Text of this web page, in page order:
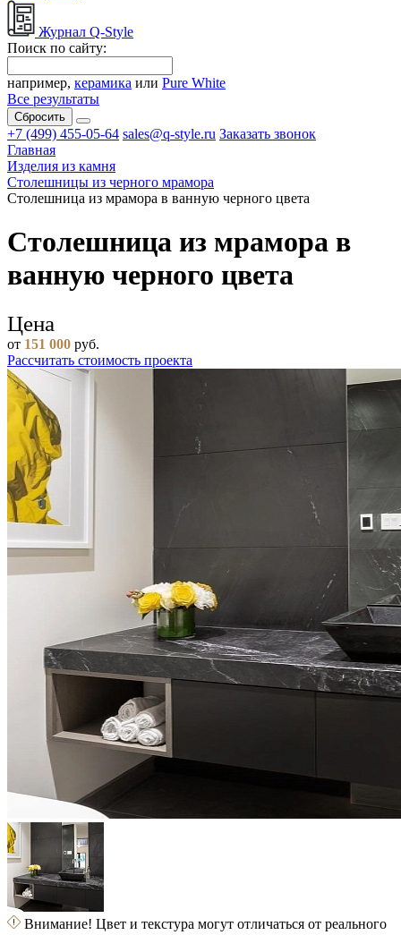
Журнал Q-Style
Поиск по сайту:
например, керамика или Pure White
Все результаты
Сбросить
+7 (499) 455-05-64 sales@q-style.ru Заказать звонок
Главная
Изделия из камня
Столешницы из черного мрамора
Столешница из мрамора в ванную черного цвета
Столешница из мрамора в
ванную черного цвета
Цена
от 151 000 руб.
Рассчитать стоимость проекта
Внимание! Цвет и текстура могут отличаться от реального